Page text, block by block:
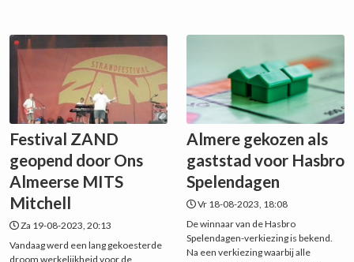
Festival ZAND
geopend door Ons
Almeerse MITS
Mitchell
Za 19-08-2023, 20:13
Vandaag werd een lang gekoesterde
droom werkelijkheid voor de
Almere gekozen als
gaststad voor Hasbro
Spelendagen
Vr 18-08-2023, 18:08
De winnaar van de Hasbro
Spelendagen-verkiezing is bekend.
Na een verkiezing waarbij alle